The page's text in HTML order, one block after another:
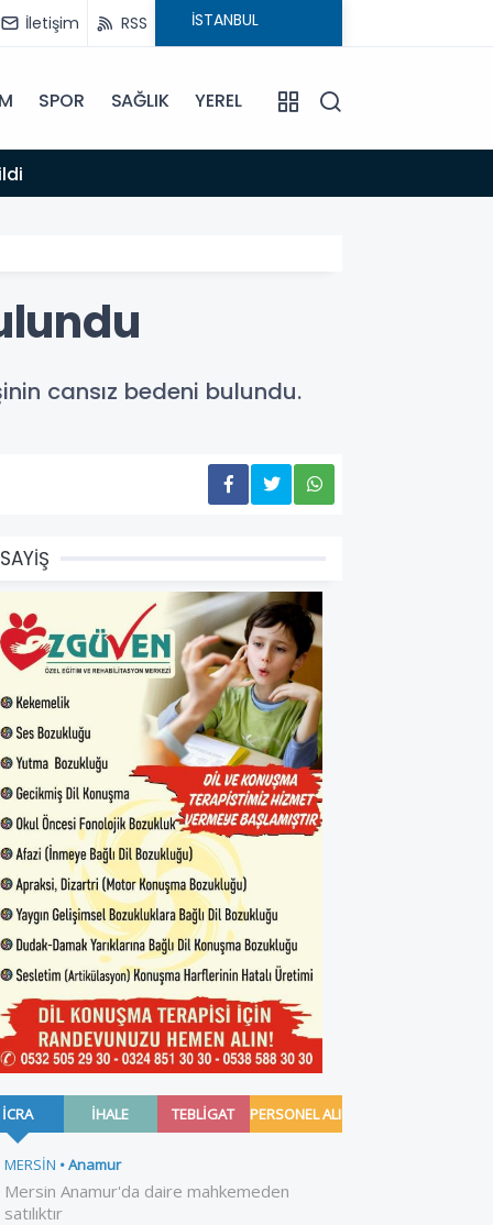
İletişim RSS
SPOR SAĞLIK YEREL
cansız bedeni bulundu.